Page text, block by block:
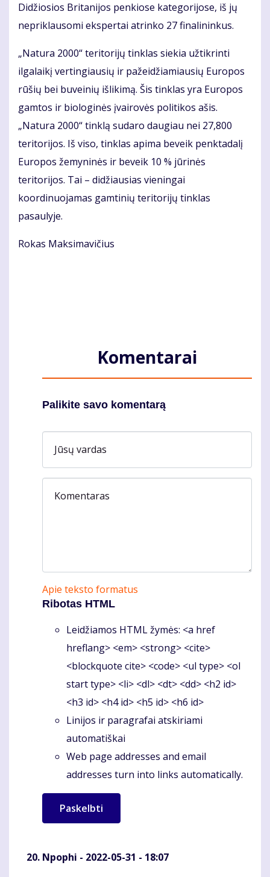
Didžiosios Britanijos penkiose kategorijose, iš jų
nepriklausomi ekspertai atrinko 27 finalininkus.
„Natura 2000“ teritorijų tinklas siekia užtikrinti
ilgalaikį vertingiausių ir pažeidžiamiausių Europos
rūšių bei buveinių išlikimą. Šis tinklas yra Europos
gamtos ir biologinės įvairovės politikos ašis.
„Natura 2000“ tinklą sudaro daugiau nei 27,800
teritorijos. Iš viso, tinklas apima beveik penktadalį
Europos žemyninės ir beveik 10 % jūrinės
teritorijos. Tai – didžiausias vieningai
koordinuojamas gamtinių teritorijų tinklas
pasaulyje.
Rokas Maksimavičius
Komentarai
Palikite savo komentarą
Jūsų vardas
Komentaras
Apie teksto formatus
Ribotas HTML
Leidžiamos HTML žymės: <a href
hreflang> <em> <strong> <cite>
<blockquote cite> <code> <ul type> <ol
start type> <li> <dl> <dt> <dd> <h2 id>
<h3 id> <h4 id> <h5 id> <h6 id>
Linijos ir paragrafai atskiriami
automatiškai
Web page addresses and email
addresses turn into links automatically.
Npophi - 2022-05-31 - 18:07